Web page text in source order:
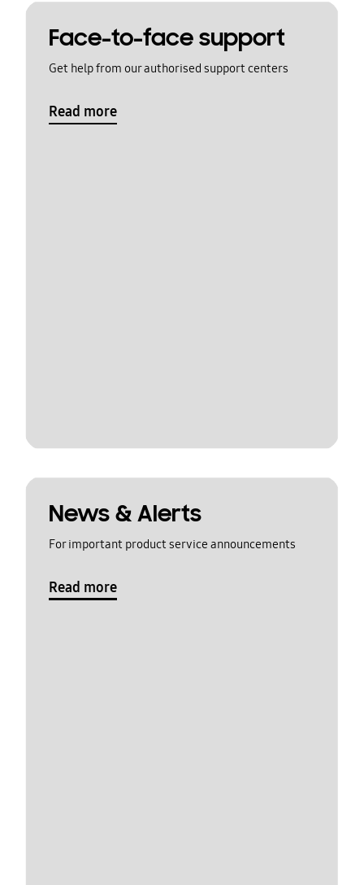
Face-to-face support
Get help from our authorised support centers
Read more
News & Alerts
For important product service announcements
Read more